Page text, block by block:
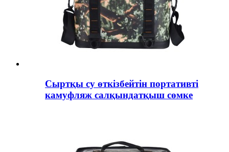
Сыртқы су өткізбейтін портативті
камуфляж салқындатқыш сөмке